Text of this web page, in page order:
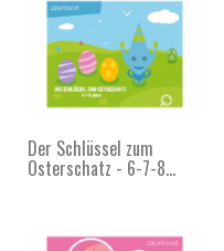
Der Schlüssel zum
Osterschatz - 6-7-8...